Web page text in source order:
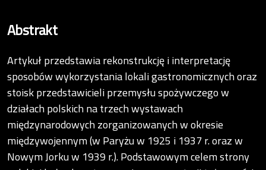
Abstrakt
Artykuł przedstawia rekonstrukcję i interpretację
sposobów wykorzystania lokali gastronomicznych oraz
stoisk przedstawicieli przemysłu spożywczego w
działach polskich na trzech wystawach
międzynarodowych zorganizowanych w okresie
międzywojennym (w Paryżu w 1925 i 1937 r. oraz w
Nowym Jorku w 1939 r.). Podstawowym celem strony